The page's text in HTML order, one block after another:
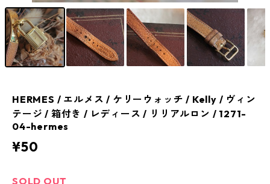
HERMES / エルメス / ケリーウォッチ / Kelly / ヴィン
テージ / 箱付き / レディース / リリアルロン / 1271-
04-hermes
¥50
SOLD OUT